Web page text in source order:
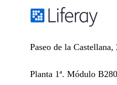
Paseo de la Castellana,
Planta 1ª. Módulo